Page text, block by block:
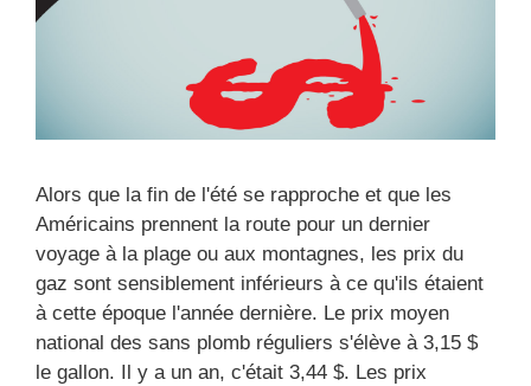
Alors que la fin de l'été se rapproche et que les
Américains prennent la route pour un dernier
voyage à la plage ou aux montagnes, les prix du
gaz sont sensiblement inférieurs à ce qu'ils étaient
à cette époque l'année dernière. Le prix moyen
national des sans plomb réguliers s'élève à 3,15 $
le gallon. Il y a un an, c'était 3,44 $. Les prix